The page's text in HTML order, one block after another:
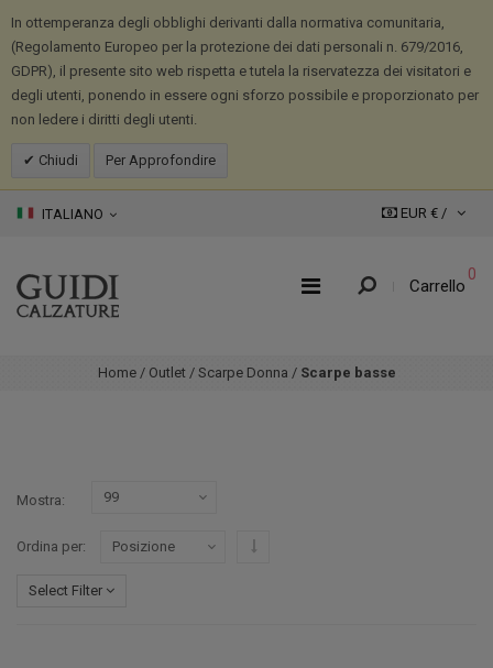
In ottemperanza degli obblighi derivanti dalla normativa comunitaria,
(Regolamento Europeo per la protezione dei dati personali n. 679/2016,
GDPR), il presente sito web rispetta e tutela la riservatezza dei visitatori e
degli utenti, ponendo in essere ogni sforzo possibile e proporzionato per
non ledere i diritti degli utenti.
Chiudi Per Approfondire
ITALIANO EUR € /
Carrello
0
Home / Outlet / Scarpe Donna / Scarpe basse
Mostra
Ordina per
Select Filter